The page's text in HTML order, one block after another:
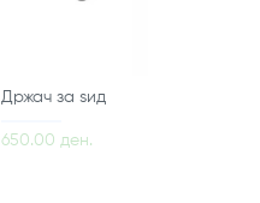
Држач за ѕид
650.00 ден.